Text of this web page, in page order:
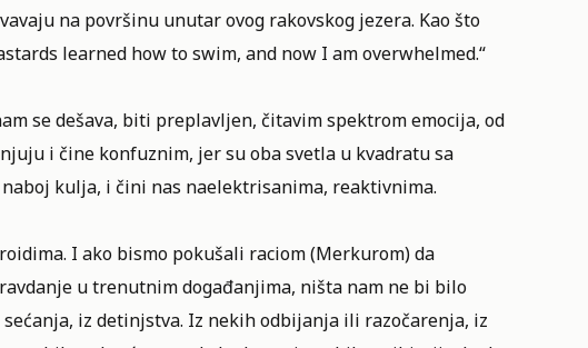
na površinu unutar ovog rakovskog jezera. Kao što
learned how to swim, and now I am overwhelmed.“
se dešava, biti preplavljen, čitavim spektrom emocija, od
i čine konfuznim, jer su oba svetla u kvadratu sa
kulja, i čini nas naelektrisanima, reaktivnima.
I ako bismo pokušali raciom (Merkurom) da
u trenutnim događanjima, ništa nam ne bi bilo
iz detinjstva. Iz nekih odbijanja ili razočarenja, iz